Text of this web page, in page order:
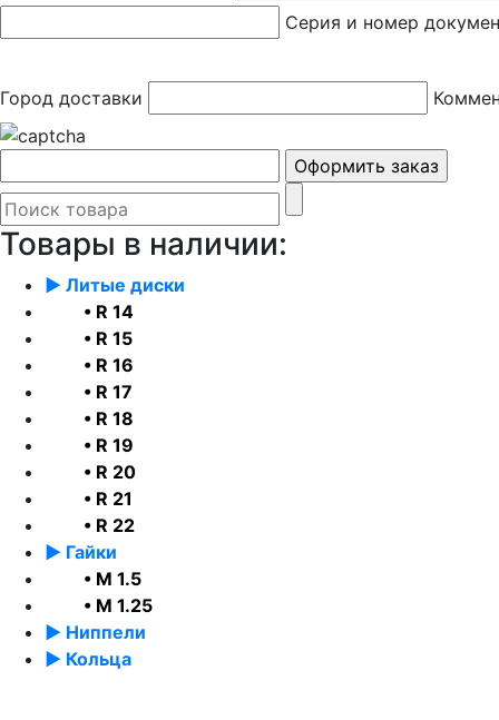
Серия и номер
Город доставки
Товары в наличии:
► Литые диски
• R 14
• R 15
• R 16
• R 17
• R 18
• R 19
• R 20
• R 21
• R 22
► Гайки
• М 1.5
• М 1.25
► Ниппели
► Кольца